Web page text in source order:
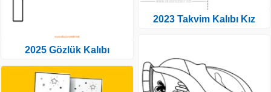
2025 Gözlük Kalıbı
2023 Takvim Kalıbı Kız